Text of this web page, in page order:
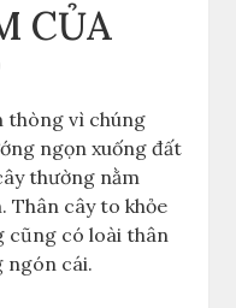
CỦA
thòng vì chúng
ngọn xuống đất
thường nằm
Thân cây to khỏe
cũng có loài thân
ngón cái.